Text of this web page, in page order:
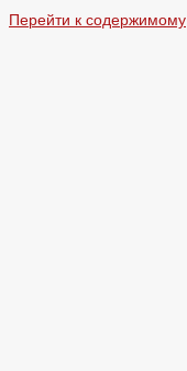
Перейти к содержимому